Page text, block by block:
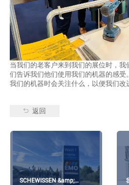
当我们的老客户来到我们的展位时，
们告诉我们他们使用我们的机器的感受
我们的机器时会关注什么，以便我们改
返回
SCHEWISSEN &amp;